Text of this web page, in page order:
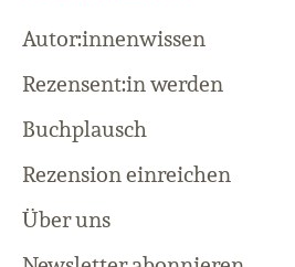
Autor:innenwissen
Rezensent:in werden
Buchplausch
Rezension einreichen
Über uns